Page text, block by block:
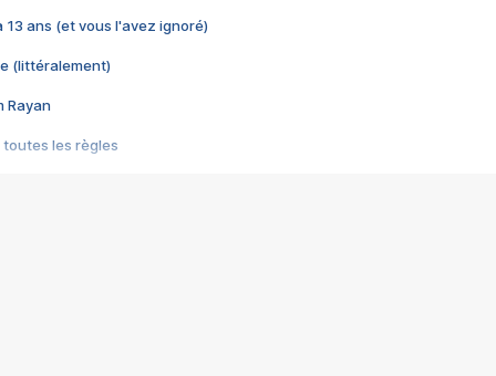
13 ans (et vous l'avez ignoré)
(littéralement)
Rayan
toutes les règles